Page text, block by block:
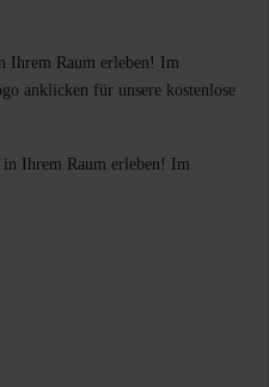
Ihrem Raum erleben! Im
anklicken für unsere kostenlose